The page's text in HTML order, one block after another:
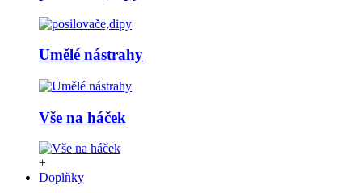
Umělé nástrahy
Vše na háček
+
Doplňky